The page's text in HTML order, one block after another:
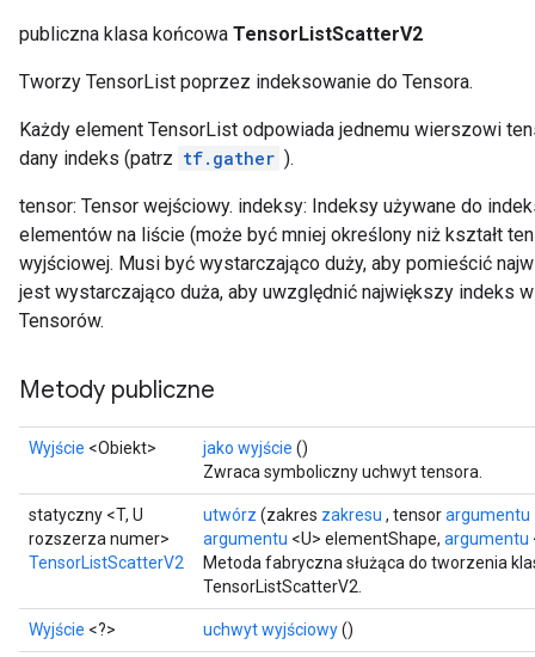
publiczna klasa końcowa TensorListScatterV2
Tworzy TensorList poprzez indeksowanie do Tensora.
Każdy element TensorList odpowiada jednemu wierszowi
dany indeks (patrz tf.gather ).
tensor: Tensor wejściowy. indeksy: Indeksy używane do
elementów na liście (może być mniej określony niż kształt
wyjściowej. Musi być wystarczająco duży, aby pomieścić
jest wystarczająco duża, aby uwzględnić największy indeks
Tensorów.
Metody publiczne
Wyjście <Obiekt> jako wyjście ()
Zwraca symboliczny uchwyt tensora.
statyczny <T, U
rozszerza numer>
TensorListScatterV2
utwórz (zakres zakresu , tensorargumentu
argumentu <U> elementShape, argumentu
Metoda fabryczna służąca do tworzenia
TensorListScatterV2.
Wyjście <?> uchwyt wyjściowy()